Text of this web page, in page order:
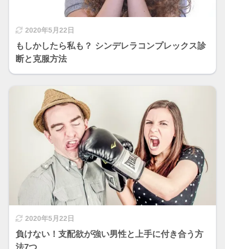
2020年5月22日
もしかしたら私も？ シンデレラコンプレックス診
断と克服方法
2020年5月22日
負けない！支配欲が強い男性と上手に付き合う方